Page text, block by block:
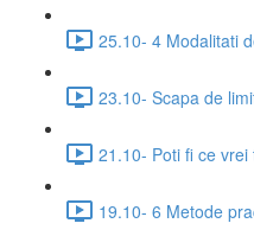
25.10- 4 Modalitati
23.10- Scapa de
21.10- Poti fi ce
19.10- 6 Metode